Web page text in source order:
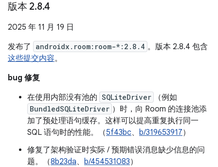
版本 2.8.4
2025 年 11 月 19 日
发布了
androidx.room:room-*:2.8.4 。版本 2.8.4 包含
这些提交内容。
bug 修复
在使用内部没有池的 SQLiteDriver （例如
BundledSQLiteDriver ）时，向 Room 的连接池添
加了预处理语句缓存。这样可以提高重复执行同一
SQL 语句时的性能。（5f43bc、 b/319653917）
修复了架构验证时实际 / 预期错误消息缺少信息的问
题。（8b23da、 b/454531083）